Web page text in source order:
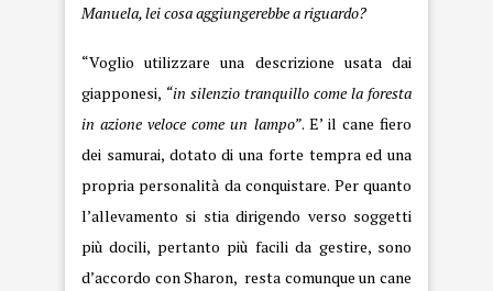
Manuela, lei cosa aggiungerebbe a riguardo?
“Voglio utilizzare una descrizione usata dai
giapponesi, “in silenzio tranquillo come la foresta
in azione veloce come un lampo”. E’ il cane fiero
dei samurai, dotato di una forte tempra ed una
propria personalità da conquistare. Per quanto
l’allevamento si stia dirigendo verso soggetti
più docili, pertanto più facili da gestire, sono
d’accordo con Sharon, resta comunque un cane